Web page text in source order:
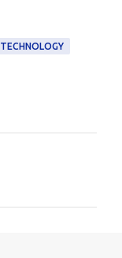
TECHNOLOGY